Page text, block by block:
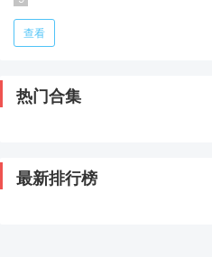
查看
热门合集
最新排行榜